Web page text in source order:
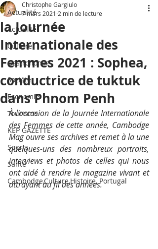
Actualité
Actualité
Culture
Gastronomie
Société
Economie
Tourisme
KEP GAZETTE
Sports
Santé
Cambodge,Culture,Histoire, Portugal
la Journée
Internationale des
Femmes 2021 : Sophea,
conductrice de tuktuk
dans Phnom Penh
Christophe Gargiulo
7 mars 2021 2 min de lecture
À l'occasion de la Journée Internationale
des Femmes de cette année, Cambodge
Mag ouvre ses archives et remet à la une
quelques-uns des nombreux portraits,
interviews et photos de celles qui nous
ont aidé à rendre le magazine vivant et
attrayant au fil des années.